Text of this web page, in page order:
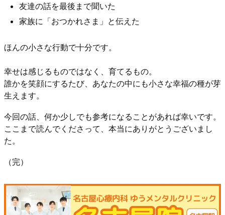
友達の話を最後まで聞いた
家族に「おつかれさま」と伝えた
ほんの小さな行動で十分です。
幸せは感じるものではなく、育てるもの。
誰かを笑顔にするたび、あなたの中にも小さな幸福の種が芽
生えます。
今回の話、何か少しでも参考になることがあれば幸いです。
ここまで読んでくださって、本当にありがとうございまし
た。
（完）